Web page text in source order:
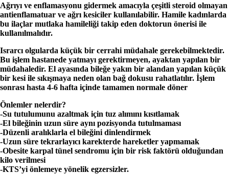
Ağrıyı ve enflamasyonu gidermek amacıyla çeşitli steroid olmayan
antienflamatuar ve ağrı kesiciler kullanılabilir. Hamile kadınlarda
bu ilaçlar mutlaka hamileliği takip eden doktorun önerisi ile
kullanılmalıdır.
Israrcı olgularda küçük bir cerrahi müdahale gerekebilmektedir.
Bu işlem hastanede yatmayı gerektirmeyen, ayaktan yapılan bir
müdahaledir. El ayasında bileğe yakın bir alandan yapılan küçük
bir kesi ile sıkışmaya neden olan bağ dokusu rahatlatılır. İşlem
sonrası hasta 4-6 hafta içinde tamamen normale döner
Önlemler nelerdir?
-Su tutulumunu azaltmak için tuz alımını kısıtlamak
-El bileğinin uzun süre aynı pozisyonda tutulmaması
-Düzenli aralıklarla el bileğini dinlendirmek
-Uzun süre tekrarlayıcı karekterde hareketler yapmamak
-Obesite karpal tünel sendromu için bir risk faktörü olduğundan
kilo verilmesi
-KTS’yi önlemeye yönelik egzersizler.